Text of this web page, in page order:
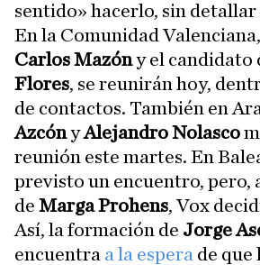
sentido» hacerlo, sin detallar
En la Comunidad
Carlos Mazóny el candidato
Flores, se reunirán hoy,
de contactos. También en
AzcónyAlejandro Nolasco
reunión este martes. En
previsto un encuentro, pero,
de Marga Prohens, Vox
Así, la formación de Jorge
encuentra a la espera de que